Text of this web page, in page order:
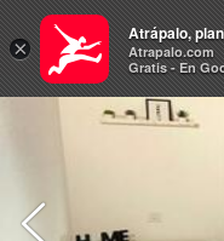
Hoteles
×
Atrápalo,
Atrapalo.com
Gratis - En